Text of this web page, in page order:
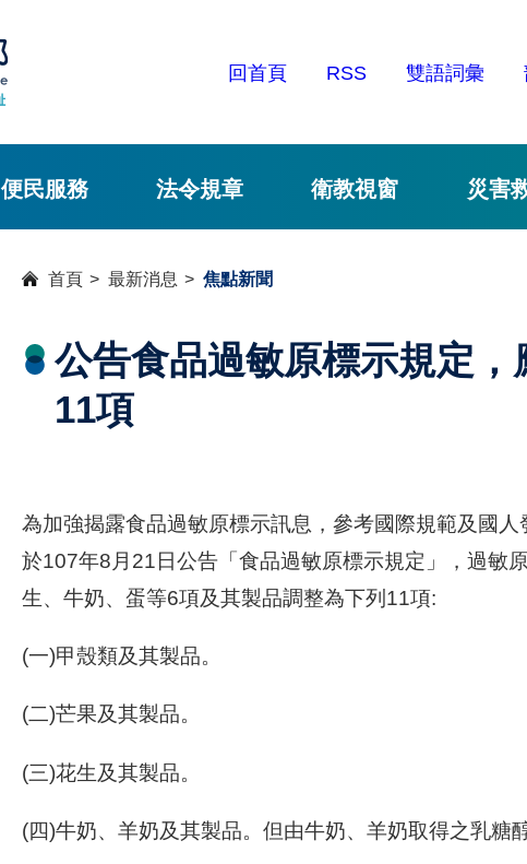
回首頁 RSS 雙語詞彙
便民服務 法令規章 衛教視窗 災害
首頁 最新消息 焦點新聞
公告食品過敏原標示規定
11項
為加強揭露食品過敏原標示訊息，參考國際規範及國
於107年8月21日公告「食品過敏原標示規定」，過敏
生、牛奶、蛋等6項及其製品調整為下列11項:
(一)甲殼類及其製品。
(二)芒果及其製品。
(三)花生及其製品。
(四)牛奶、羊奶及其製品。但由牛奶、羊奶取得之乳糖